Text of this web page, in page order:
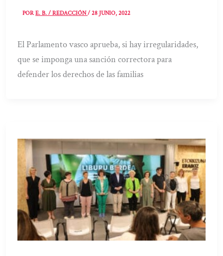
PORE. B. / REDACCIÓN/28 JUNIO, 2022
El Parlamento vasco aprueba, si hay irregularidades,
que se imponga una sanción correctora para
defender los derechos de las familias